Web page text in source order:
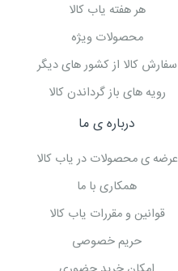
هر هفته یاب کالا
محصولات ویژه
سفارش کالا از کشور های دیگر
رویه های باز گرداندن کالا
درباره ی ما
عرضه ی محصولات در یاب کالا
همکاری با ما
قوانین و مقررات یاب کالا
حریم خصوصی